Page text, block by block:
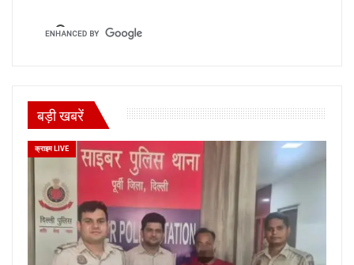
बड़ी खबरें
क्राइम LIVE